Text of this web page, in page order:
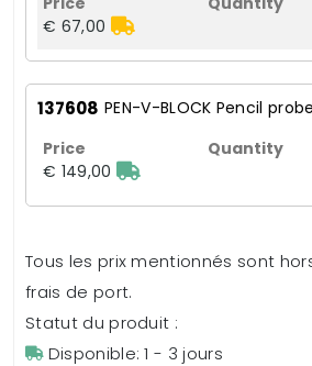
€ 67,00
137608 PEN-V-BLOCK Pencil
€ 149,00
Tous les prix mentionnés sont
frais de port.
Statut du produit :
Disponible: 1 - 3 jours